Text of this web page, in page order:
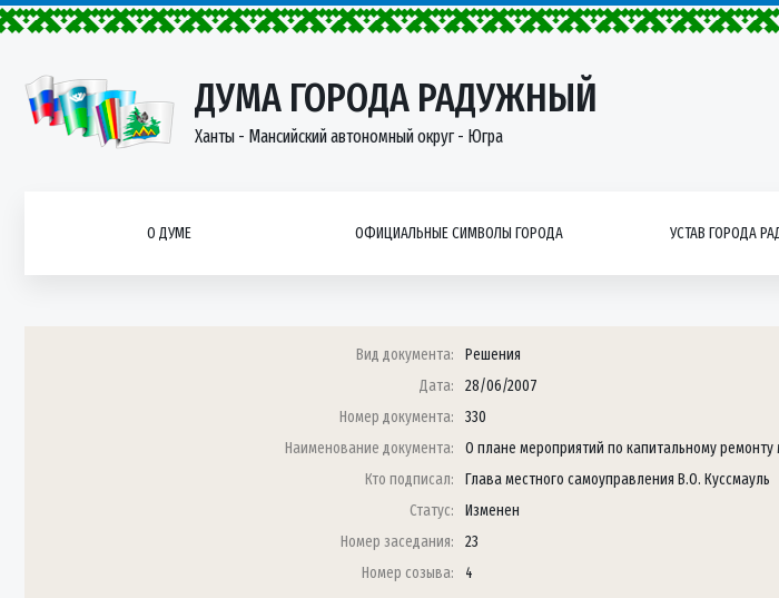
ДУМА ГОРОДА РАДУЖНЫЙ
Ханты - Мансийский автономный округ - Югра
О ДУМЕ ОФИЦИАЛЬНЫЕ СИМВОЛЫ ГОРОДА УСТАВ ГОРОДА
Вид документа:
Решения
Дата:
28/06/2007
Номер документа:
330
Наименование документа:
О плане мероприятий по капитальному
Кто подписал:
Глава местного самоуправления В.О. Куссмауль
Статус:
Изменен
Номер заседания:
23
Номер созыва:
4